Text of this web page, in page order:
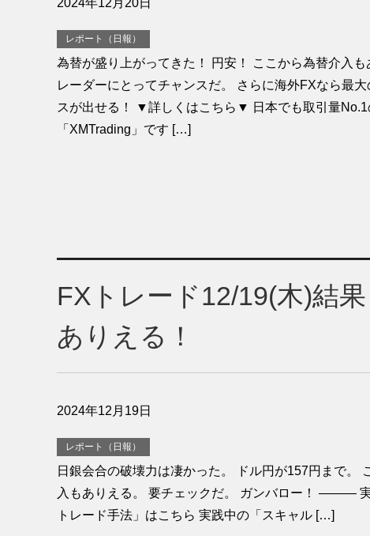
2024年12月20日
レポート（日報）
為替が盛り上がってきた！ 円安！ ここから為替介入も
レーダーにとってチャンスだ。 さらに海外FXなら最
スが出せる！ ▼詳しくはこちら▼ 日本でも取引量No.1
「XMTrading」です […]
FXトレード12/19(木)結
ありえる！
2024年12月19日
レポート（日報）
日銀会合の破壊力は凄かった。 ドル円が157円まで。
入もありえる。 要チェックだ。 ガンバロー！ ———
トレード手法」はこちら 実践中の「スキャル […]